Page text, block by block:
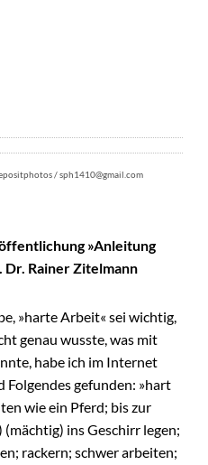
/ sph1410@gmail.com
»Anleitung
Dr. Rainer Zitelmann
»harte Arbeit« sei wichtig,
genau wusste, was mit
habe ich im Internet
gefunden: »hart
wie ein Pferd; bis zur
ins Geschirr legen;
rackern; schwer arbeiten;